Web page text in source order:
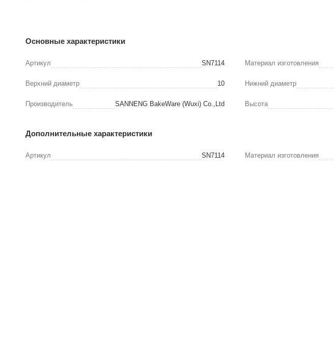
Основные характеристики
Артикул SN7114 Материал изготовления
Верхний диаметр 10 Нижний диаметр
Производитель SANNENG BakeWare (Wuxi) Co.,Ltd Высота
Дополнительные характеристики
Артикул SN7114 Материал изготовления